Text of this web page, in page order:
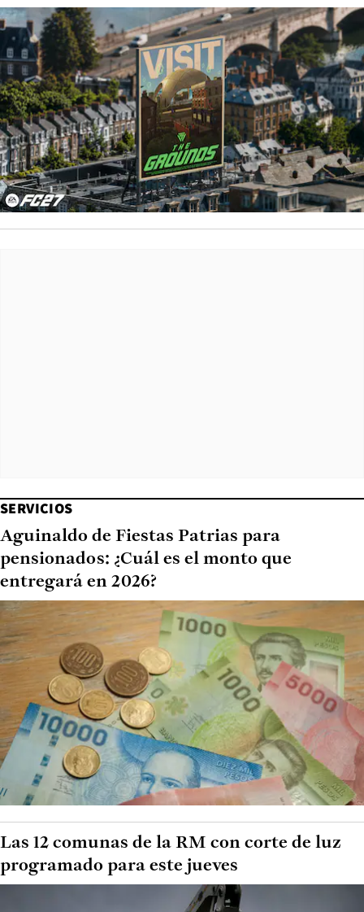
SERVICIOS
Aguinaldo de Fiestas Patrias para
pensionados: ¿Cuál es el monto que
entregará en 2026?
Las 12 comunas de la RM con corte de luz
programado para este jueves